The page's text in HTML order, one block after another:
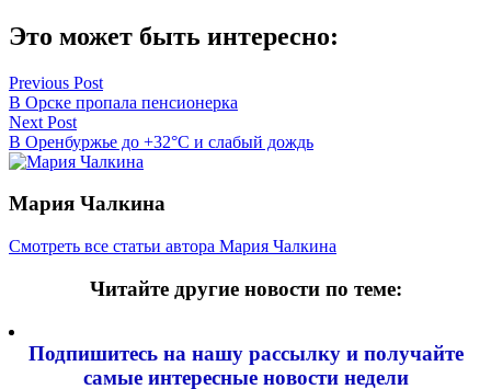
Это может быть интересно:
Навигация
по
записям
Previous Post
В Орске пропала пенсионерка
Next Post
В Оренбуржье до +32°С и слабый дождь
Мария Чалкина
Смотреть все статьи автора Мария Чалкина
Читайте другие новости по теме:
Подпишитесь на нашу рассылку и получайте
самые интересные новости недели